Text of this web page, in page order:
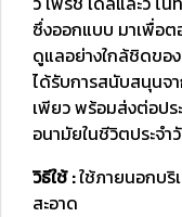
ซึ่งออกแบบ มาเพื่อต
ดูแลอย่างใกล้ชิดข
ได้รับการสนับสนุนจ
เพียว พร้อมส่งต่อป
อนามัยในชีวิตประจ
วิธีใช้ :ใช้ภายนอกบริ
สะอาด